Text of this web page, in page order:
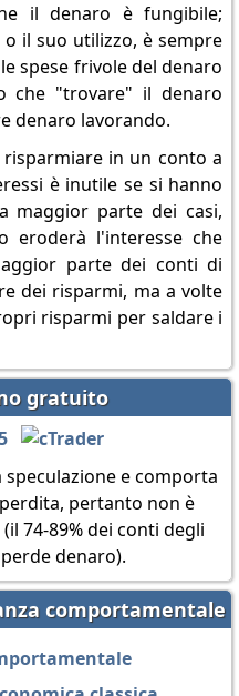
il denaro è fungibile;
il suo utilizzo, è sempre
spese frivole del denaro
che "trovare" il denaro
denaro lavorando.
in un conto a
è inutile se si hanno
maggior parte dei casi,
eroderà l'interesse che
parte dei conti di
dei risparmi, ma a volte
risparmi per saldare i
gratuito
speculazione e comporta
pertanto non è
74-89% dei conti degli
denaro).
comportamentale